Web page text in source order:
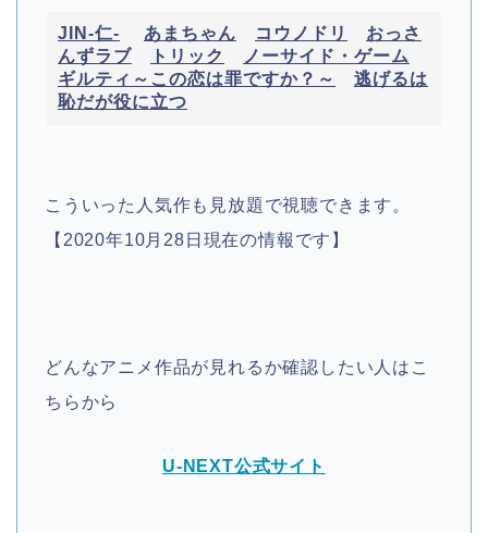
JIN-仁- あまちゃん コウノドリ
おっさ
んずラブ
トリック
ノーサイド・ゲーム
ギルティ～この恋は罪ですか？～
逃げるは
恥だが役に立つ
こういった人気作も見放題で視聴できます。
【2020年10月28日現在の情報です】
どんなアニメ作品が見れるか確認したい人はこ
ちらから
U-NEXT公式サイト